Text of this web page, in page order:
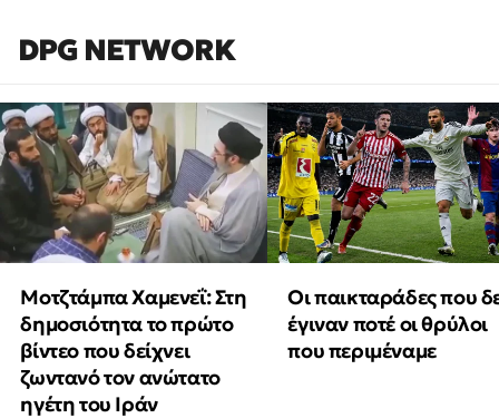
DPG NETWORK
Μοτζτάμπα Χαμενεΐ: Στη
δημοσιότητα το πρώτο
βίντεο που δείχνει
ζωντανό τον ανώτατο
ηγέτη του Ιράν
Οι παικταράδες που
έγιναν ποτέ οι θρύλοι
που περιμέναμε